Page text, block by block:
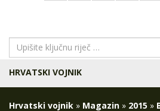
HRVATSKI VOJNIK
Hrvatski vojnik » Magazin » 2015 »